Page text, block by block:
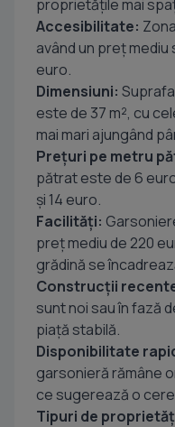
proprietățile mai
Accesibilitate:
având un preț mediu
euro.
Dimensiuni:
este de 37 m², cu
mai mari ajungând
Prețuri pe metru
pătrat este de 6
și 14 euro.
Facilități:
preț mediu de 220
grădină se
Construcții
sunt noi sau în fază
piață stabilă.
Disponibilitate
garsonieră rămâne
ce sugerează o
Tipuri de